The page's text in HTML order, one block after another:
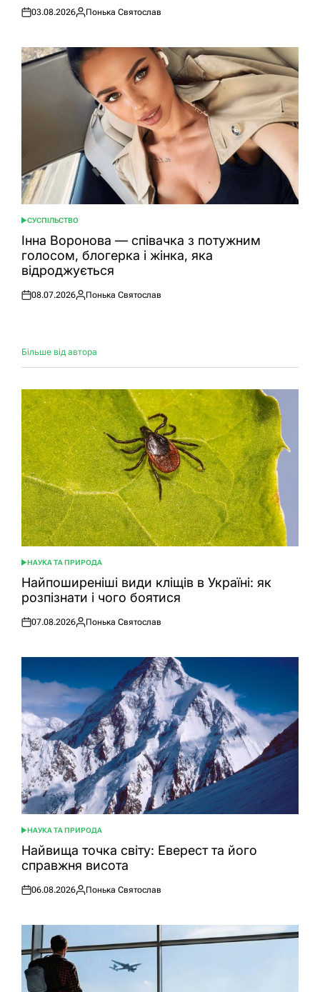
Оприлюднено
03.08.2026
Опубліковано
Понька Святослав
ОПУБЛІКУВАТИ
У
СУСПІЛЬСТВО
Інна Воронова — співачка з потужним
голосом, блогерка і жінка, яка
відроджується
Оприлюднено
08.07.2026
Опубліковано
Понька Святослав
Більше від автора
ОПУБЛІКУВАТИ
У
НАУКА ТА ПРИРОДА
Найпоширеніші види кліщів в Україні: як
розпізнати і чого боятися
Оприлюднено
07.08.2026
Опубліковано
Понька Святослав
ОПУБЛІКУВАТИ
У
НАУКА ТА ПРИРОДА
Найвища точка світу: Еверест та його
справжня висота
Оприлюднено
06.08.2026
Опубліковано
Понька Святослав